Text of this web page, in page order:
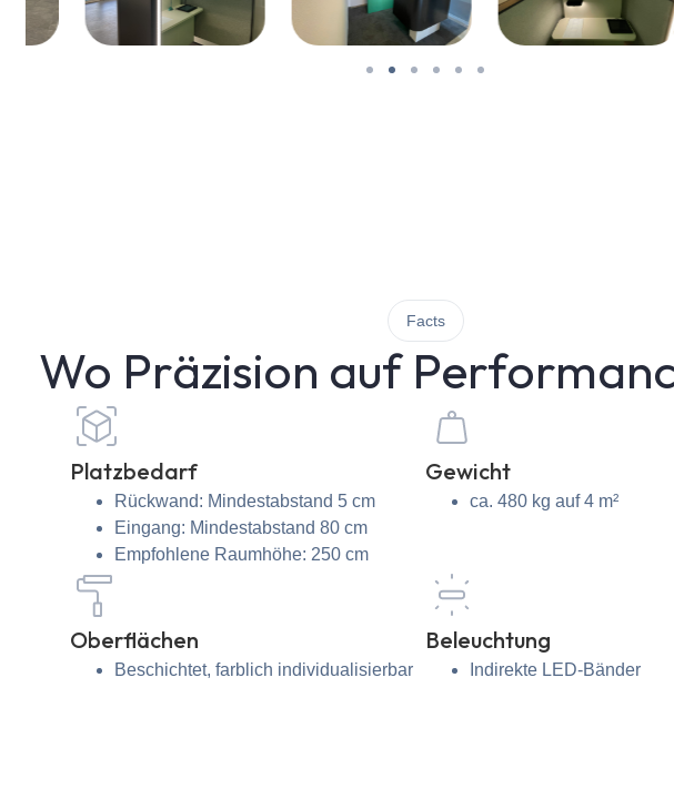
Facts
Wo Präzision auf
Platzbedarf
Rückwand: Mindestabstand 5 cm
Eingang: Mindestabstand 80 cm
Empfohlene Raumhöhe: 250 cm
Gewicht
ca. 480 kg auf 4 m²
Oberflächen
Beschichtet, farblich individualisierbar
Beleuchtung
Indirekte LED-Bänder